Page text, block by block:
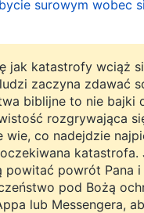
sens martwienia
kolejny fragment
sprawia, że
i oddaniem, czy
od tego, czy
w
surowym wobec
jak katastrofy wciąż
zaczyna zdawać
biblijne to nie bajki
rozgrywająca
wie, co nadejdzie
katastrofa.
powitać powrót Pana i
pod Bożą
lub Messengera,